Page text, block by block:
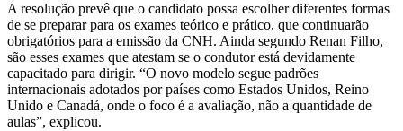
A resolução prevê que o candidato possa escolher diferentes formas
de se preparar para os exames teórico e prático, que continuarão
obrigatórios para a emissão da CNH. Ainda segundo Renan Filho,
são esses exames que atestam se o condutor está devidamente
capacitado para dirigir. “O novo modelo segue padrões
internacionais adotados por países como Estados Unidos, Reino
Unido e Canadá, onde o foco é a avaliação, não a quantidade de
aulas”, explicou.